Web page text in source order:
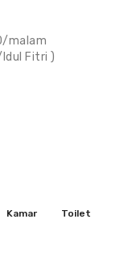
malam
Fitri )
Kamar Toilet